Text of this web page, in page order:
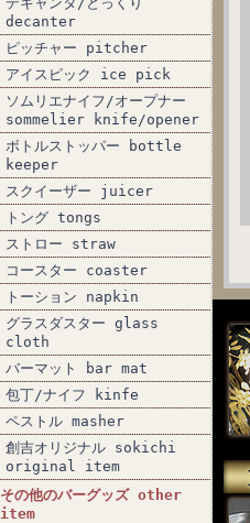
decanter
ピッチャー pitcher
アイスピック ice pick
ソムリエナイフ/オープナー
sommelier knife/opener
ボトルストッパー bottle
keeper
スクイーザー juicer
トング tongs
ストロー straw
コースター coaster
トーション napkin
グラスダスター glass
cloth
バーマット bar mat
包丁/ナイフ kinfe
ペストル masher
創吉オリジナル sokichi
original item
その他のバーグッズ other
item